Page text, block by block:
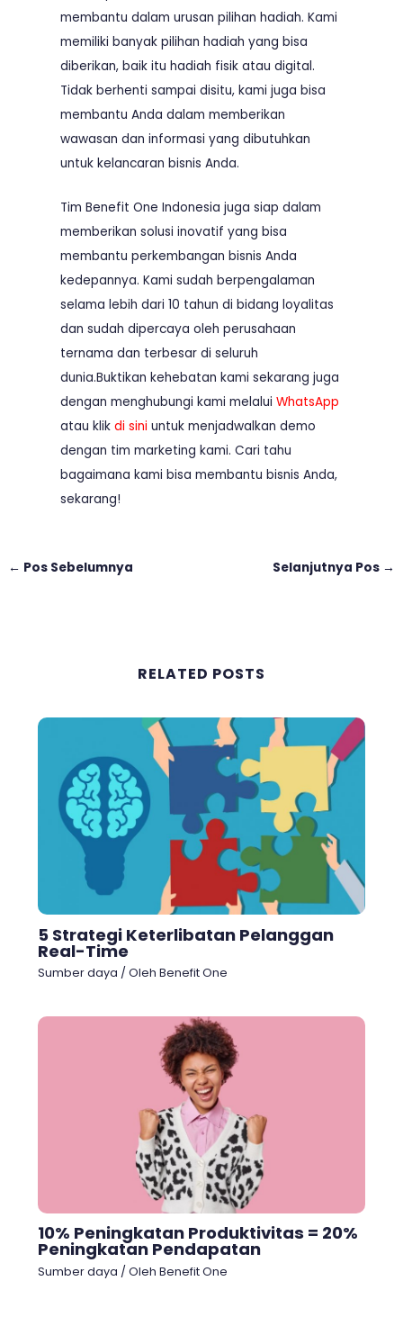
membantu dalam urusan pilihan hadiah. Kami
memiliki banyak pilihan hadiah yang bisa
diberikan, baik itu hadiah fisik atau digital.
Tidak berhenti sampai disitu, kami juga bisa
membantu Anda dalam memberikan
wawasan dan informasi yang dibutuhkan
untuk kelancaran bisnis Anda.
Tim Benefit One Indonesia juga siap dalam
memberikan solusi inovatif yang bisa
membantu perkembangan bisnis Anda
kedepannya. Kami sudah berpengalaman
selama lebih dari 10 tahun di bidang loyalitas
dan sudah dipercaya oleh perusahaan
ternama dan terbesar di seluruh
dunia.Buktikan kehebatan kami sekarang juga
dengan menghubungi kami melalui WhatsApp
atau klik di sini untuk menjadwalkan demo
dengan tim marketing kami. Cari tahu
bagaimana kami bisa membantu bisnis Anda,
sekarang!
← Pos Sebelumnya Selanjutnya Pos →
RELATED POSTS
5 Strategi Keterlibatan Pelanggan
Real-Time
Sumber daya / Oleh Benefit One
10% Peningkatan Produktivitas = 20%
Peningkatan Pendapatan
Sumber daya / Oleh Benefit One